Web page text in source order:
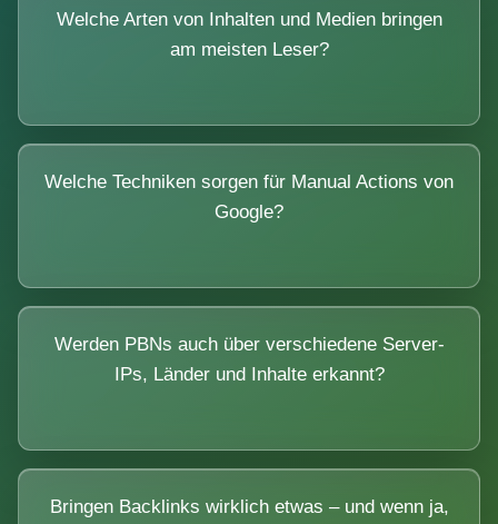
Welche Arten von Inhalten und Medien bringen
am meisten Leser?
Welche Techniken sorgen für Manual Actions von
Google?
Werden PBNs auch über verschiedene Server-
IPs, Länder und Inhalte erkannt?
Bringen Backlinks wirklich etwas – und wenn ja,